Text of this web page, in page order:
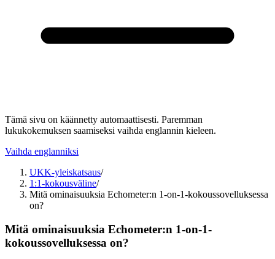
Tämä sivu on käännetty automaattisesti. Paremman
lukukokemuksen saamiseksi vaihda englannin kieleen.
Vaihda englanniksi
UKK-yleiskatsaus/
1:1-kokousväline/
Mitä ominaisuuksia Echometer:n 1-on-1-kokoussovelluksessa
on?
Mitä ominaisuuksia Echometer:n 1-on-1-
kokoussovelluksessa on?